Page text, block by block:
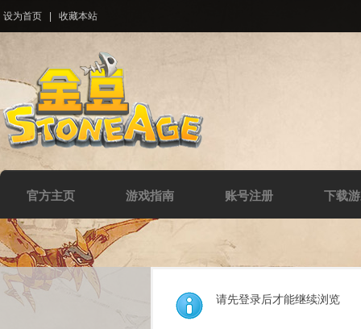
设为首页 收藏本站
官方主页 游戏指南 账号注册 下载
请先登录后才能继续浏览